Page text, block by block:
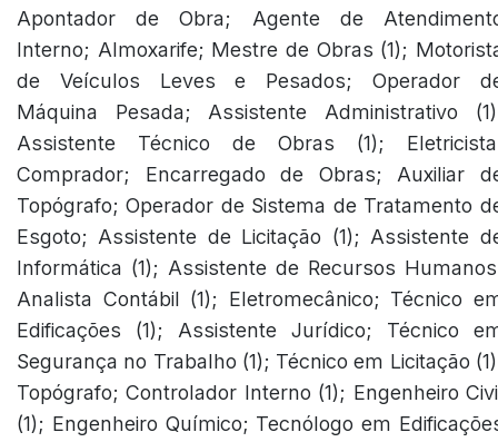
Apontador de Obra; Agente de
Interno; Almoxarife; Mestre de Obras (1);
de Veículos Leves e Pesados; Operador
Máquina Pesada; Assistente Administrativo
Assistente Técnico de Obras (1);
Comprador; Encarregado de Obras; Auxiliar
Topógrafo; Operador de Sistema de Tratamento
Esgoto; Assistente de Licitação (1); Assistente
Informática (1); Assistente de Recursos
Analista Contábil (1); Eletromecânico; Técnico
Edificações (1); Assistente Jurídico; Técnico
Segurança no Trabalho (1); Técnico em Licitação
Topógrafo; Controlador Interno (1); Engenheiro
(1); Engenheiro Químico; Tecnólogo em